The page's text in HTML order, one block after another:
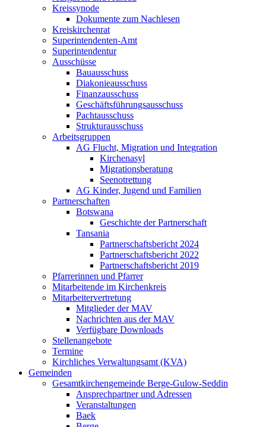
Kreissynode
Dokumente zum Nachlesen
Kreiskirchenrat
Superintendenten-Amt
Superintendentur
Ausschüsse
Bauausschuss
Diakonieausschuss
Finanzausschuss
Geschäftsführungsausschuss
Pachtausschuss
Strukturausschuss
Arbeitsgruppen
AG Flucht, Migration und Integration
Kirchenasyl
Migrationsberatung
Seenotrettung
AG Kinder, Jugend und Familien
Partnerschaften
Botswana
Geschichte der Partnerschaft
Tansania
Partnerschaftsbericht 2024
Partnerschaftsbericht 2022
Partnerschaftsbericht 2019
Pfarrerinnen und Pfarrer
Mitarbeitende im Kirchenkreis
Mitarbeitervertretung
Mitglieder der MAV
Nachrichten aus der MAV
Verfügbare Downloads
Stellenangebote
Termine
Kirchliches Verwaltungsamt (KVA)
Gemeinden
Gesamtkirchengemeinde Berge-Gulow-Seddin
Ansprechpartner und Adressen
Veranstaltungen
Baek